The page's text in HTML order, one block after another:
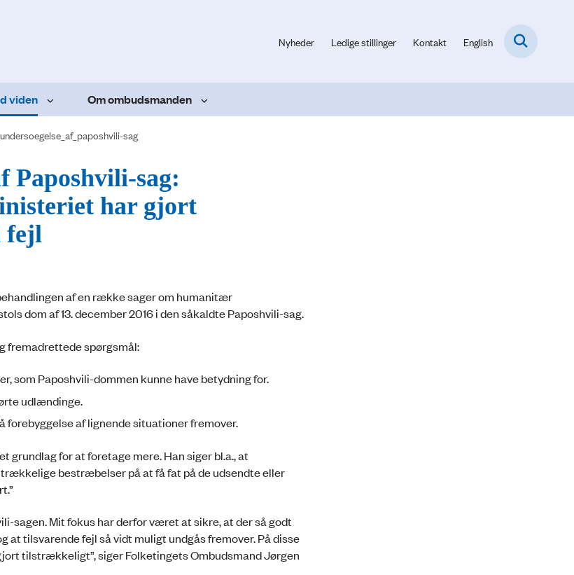
Nyheder Ledige stillinger Kontakt English
viden Om ombudsmanden
sag
Paposhvili-sag:
har gjort
fejl
af en række sager om humanitær
dom af 13. december 2016 i den såkaldte Paposhvili-sag.
fremadrettede spørgsmål:
som Paposhvili-dommen kunne have betydning for.
udlændinge.
af lignende situationer fremover.
grundlag for at foretage mere. Han siger bl.a., at
bestræbelser på at få fat på de udsendte eller
sagen. Mit fokus har derfor været at sikre, at der så godt
tilsvarende fejl så vidt muligt undgås fremover. På disse
tilstrækkeligt”, siger Folketingets Ombudsmand Jørgen